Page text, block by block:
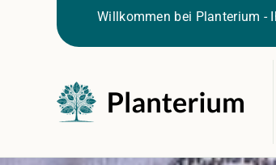
Willkommen bei Planterium -